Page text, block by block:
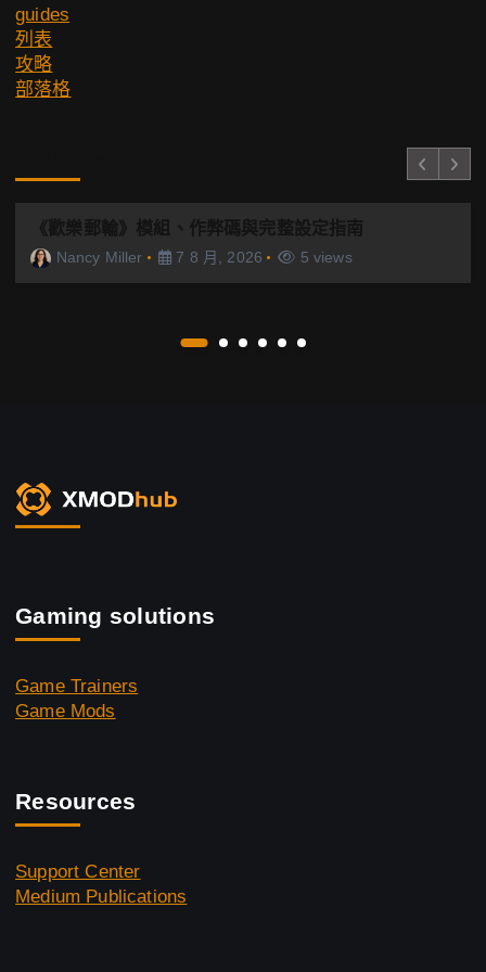
guides
列表
攻略
部落格
《歡樂郵輪》模組、作弊碼與完整設定指南
Nancy Miller 7 8 月, 2026 5 views
Gaming solutions
Game Trainers
Game Mods
Resources
Support Center
Medium Publications